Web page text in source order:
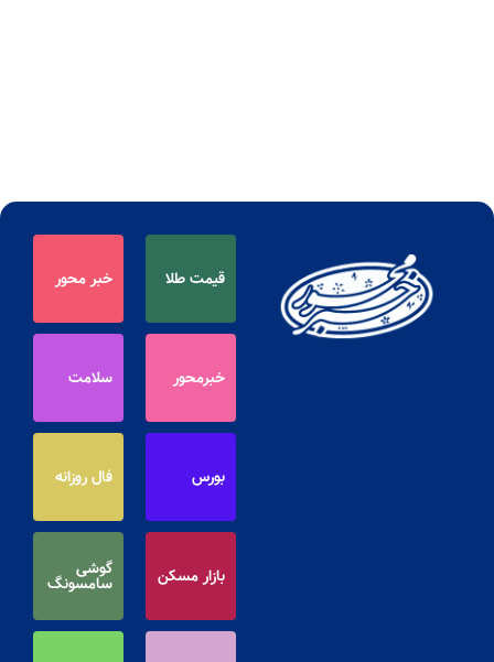
قیمت طلا خبر محور
خبرمحور سلامت
بورس فال روزانه
بازار مسکن گوشی
سامسونگ